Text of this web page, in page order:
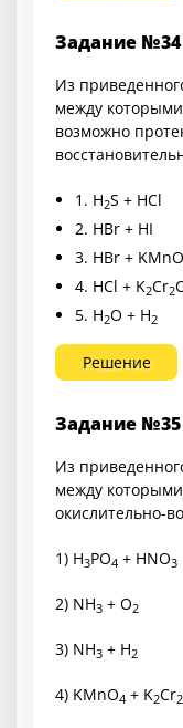
Задание №34
Из
между
возможно
1. H2S + HCl
2. HBr + HI
3. HBr + KMnO
4. HCl + K2Cr2
5. H2O + H2
Решение
Задание №35
Из
между
окислительно-
1) H3PO4 + HNO3
2) NH3 + O2
3) NH3 + H2
4) KMnO4 + K2Cr2